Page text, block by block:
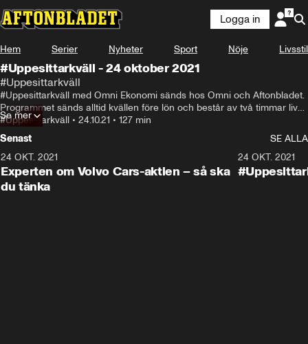
Logga in
Hem Serier Nyheter Sport Nöje Livsstil
#Uppesittarkväll - 24 oktober 2021
#Uppesittarkväll
#Uppesittarkväll med Omni Ekonomi sänds hos Omni och Aftonbladet.
Programmet sänds alltid kvällen före lön och består av två timmar live-
tv om bara aktier. Programledare är investerarprofilerna Nicklas
Andersson och Albin Kjellberg.
#Uppesittarkväll • 24.10.21 • 127 min
Se mer
Senast
SE ALLA
24 OKT. 2021
Experten om Volvo Cars-aktien – så ska
du tänka
24 OKT. 2021